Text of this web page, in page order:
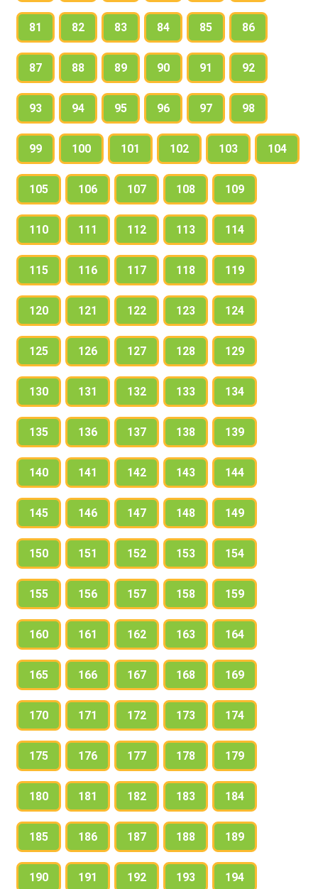
81 82 83 84 85 86
87 88 89 90 91 92
93 94 95 96 97 98
99 100 101 102 103 104
105 106 107 108 109
110 111 112 113 114
115 116 117 118 119
120 121 122 123 124
125 126 127 128 129
130 131 132 133 134
135 136 137 138 139
140 141 142 143 144
145 146 147 148 149
150 151 152 153 154
155 156 157 158 159
160 161 162 163 164
165 166 167 168 169
170 171 172 173 174
175 176 177 178 179
180 181 182 183 184
185 186 187 188 189
190 191 192 193 194